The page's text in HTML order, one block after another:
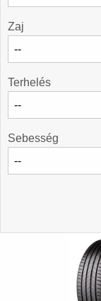
Zaj
Terhelés
Sebesség